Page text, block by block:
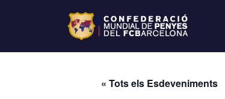
« Tots els Esdeveniments